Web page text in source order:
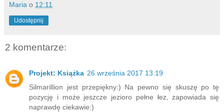
Maria o 12:11
Udostępnij
2 komentarze:
Projekt: Książka 26 września 2017 13:19
Silmarillion jest przepiękny:) Na pewno się skuszę po tę
pozycję i może jeszcze jezioro pełne łez, zapowiada się
naprawdę ciekawie:)